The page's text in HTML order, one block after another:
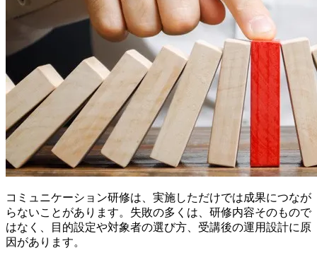
コミュニケーション研修は、実施しただけでは成果につなが
らないことがあります。失敗の多くは、研修内容そのもので
はなく、目的設定や対象者の選び方、受講後の運用設計に原
因があります。